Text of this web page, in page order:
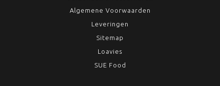
Algemene Voorwaarden
Leveringen
Sitemap
Loavies
SUE Food